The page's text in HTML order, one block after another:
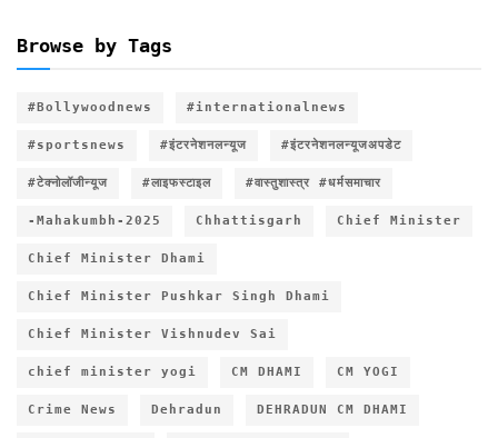
Browse by Tags
#Bollywoodnews #internationalnews
#sportsnews #इंटरनेशनलन्यूज #इंटरनेशनलन्यूजअपडेट
#टेक्नोलॉजीन्यूज #लाइफस्टाइल #वास्तुशास्त्र #धर्मसमाचार
-Mahakumbh-2025 Chhattisgarh Chief Minister
Chief Minister Dhami
Chief Minister Pushkar Singh Dhami
Chief Minister Vishnudev Sai
chief minister yogi CM DHAMI CM YOGI
Crime News Dehradun DEHRADUN CM DHAMI